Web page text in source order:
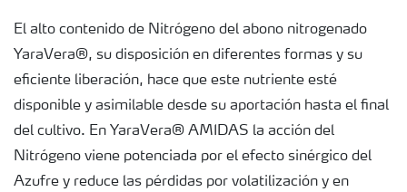
Cultivos
Distribuidores
Deficiencias
El alto contenido de Nitrógeno del abono nitrogenado
YaraVera®, su disposición en diferentes formas y su
eficiente liberación, hace que este nutriente esté
disponible y asimilable desde su aportación hasta el final
del cultivo. En YaraVera® AMIDAS la acción del
Nitrógeno viene potenciada por el efecto sinérgico del
Azufre y reduce las pérdidas por volatilización y en